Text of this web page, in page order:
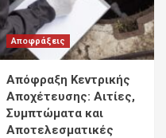
Αποφράξεις
Απόφραξη Κεντρικής
Αποχέτευσης: Αιτίες,
Συμπτώματα και
Αποτελεσματικές